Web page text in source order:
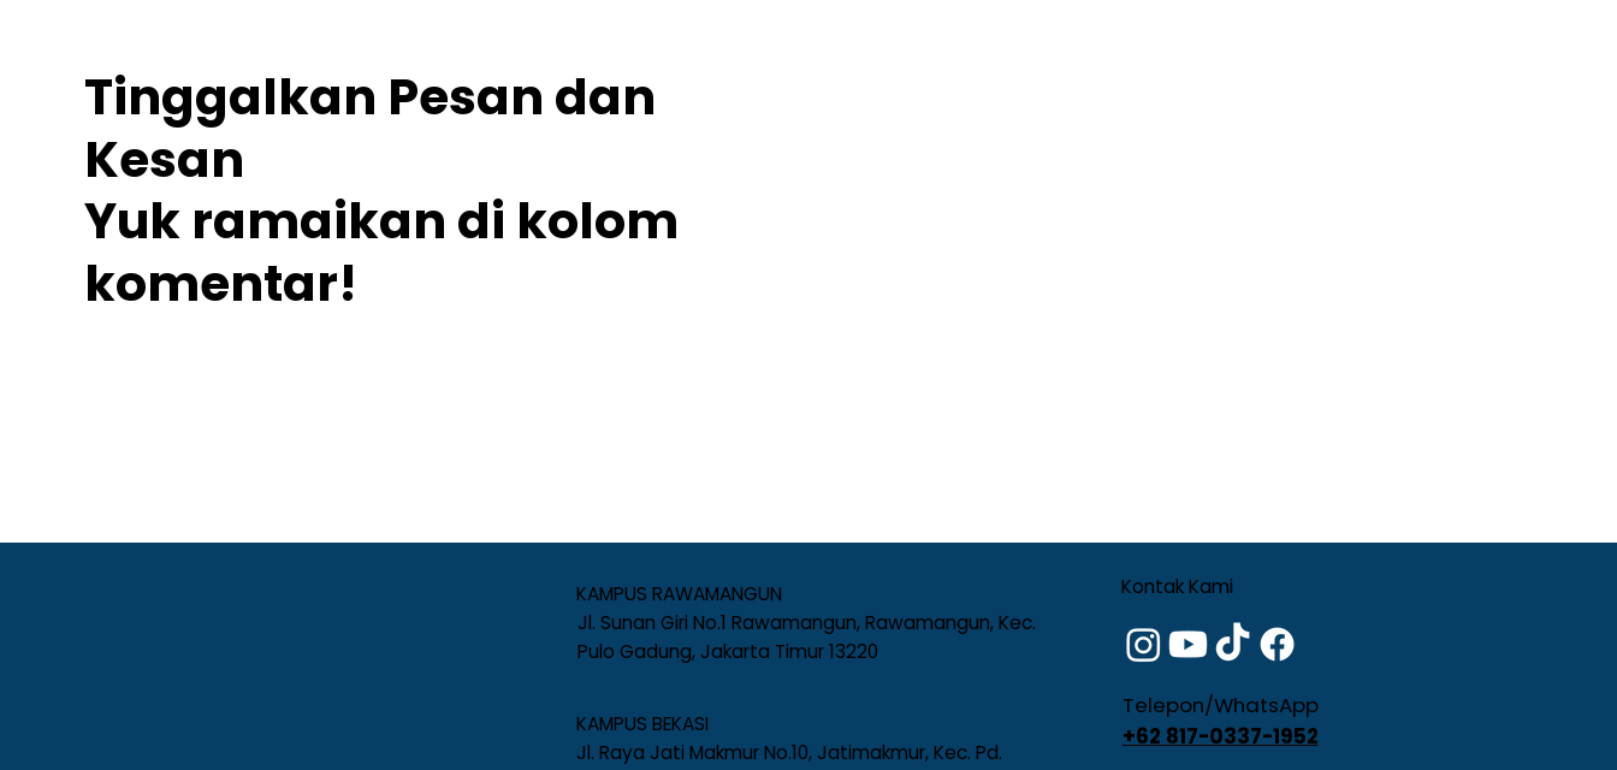
Tinggalkan Pesan dan
Kesan
Yuk ramaikan di kolom
komentar!
KAMPUS RAWAMANGUN
Jl. Sunan Giri No.1 Rawamangun, Rawamangun, Kec.
Pulo Gadung, Jakarta Timur 13220
KAMPUS BEKASI
Jl. Raya Jati Makmur No.10, Jatimakmur, Kec. Pd.
Kontak Kami
Telepon/WhatsApp
+62 817-0337-1952